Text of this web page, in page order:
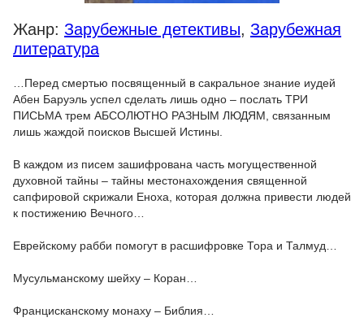
Жанр: Зарубежные детективы, Зарубежная
литература
…Перед смертью посвященный в сакральное знание иудей
Абен Баруэль успел сделать лишь одно – послать ТРИ
ПИСЬМА трем АБСОЛЮТНО РАЗНЫМ ЛЮДЯМ, связанным
лишь жаждой поисков Высшей Истины.
В каждом из писем зашифрована часть могущественной
духовной тайны – тайны местонахождения священной
сапфировой скрижали Еноха, которая должна привести людей
к постижению Вечного…
Еврейскому рабби помогут в расшифровке Тора и Талмуд…
Мусульманскому шейху – Коран…
Францисканскому монаху – Библия…